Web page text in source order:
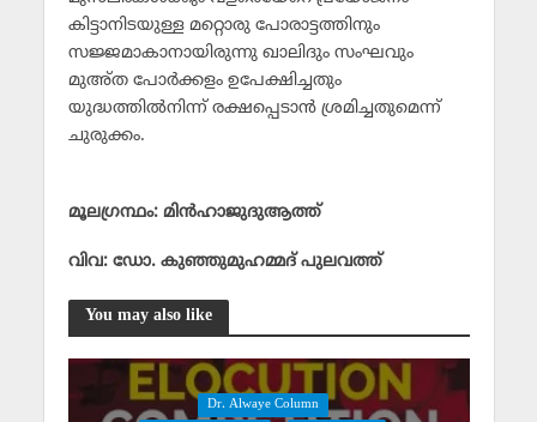
കിട്ടാനിടയുള്ള മറ്റൊരു പോരാട്ടത്തിനും
സജ്ജമാകാനായിരുന്നു ഖാലിദും സംഘവും
മുഅ്ത പോര്‍ക്കളം ഉപേക്ഷിച്ചതും
യുദ്ധത്തില്‍നിന്ന് രക്ഷപ്പെടാന്‍ ശ്രമിച്ചതുമെന്ന്
ചുരുക്കം.
മൂലഗ്രന്ഥം: മിന്‍ഹാജുദുആത്ത്
വിവ: ഡോ. കുഞ്ഞുമുഹമ്മദ് പുലവത്ത്‌
You may also like
Dr. Alwaye Column